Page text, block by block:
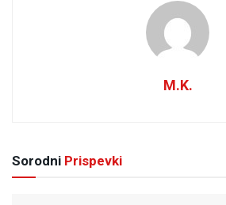
M.K.
Sorodni Prispevki